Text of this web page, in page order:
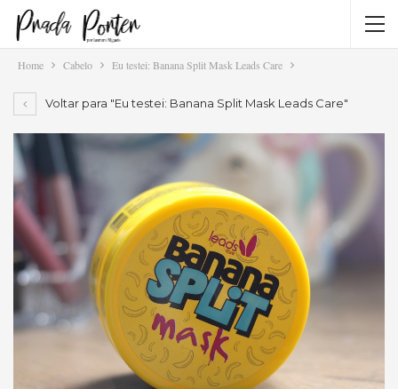
Home Cabelo Eu testei: Banana Split Mask Leads Care
Voltar para "Eu testei: Banana Split Mask Leads Care"